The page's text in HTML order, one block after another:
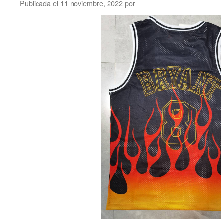
Publicada el 11 noviembre, 2022por